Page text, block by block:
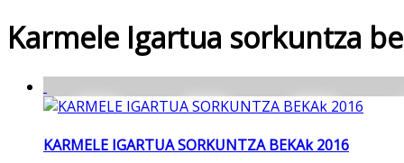
Karmele Igartua sorkuntza
KARMELE IGARTUA SORKUNTZA BEKAk 2016